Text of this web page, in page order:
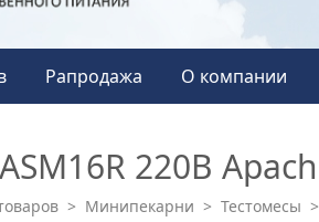
Рапродажа О компании
220В Apach
> Минипекарни > Тестомесы >